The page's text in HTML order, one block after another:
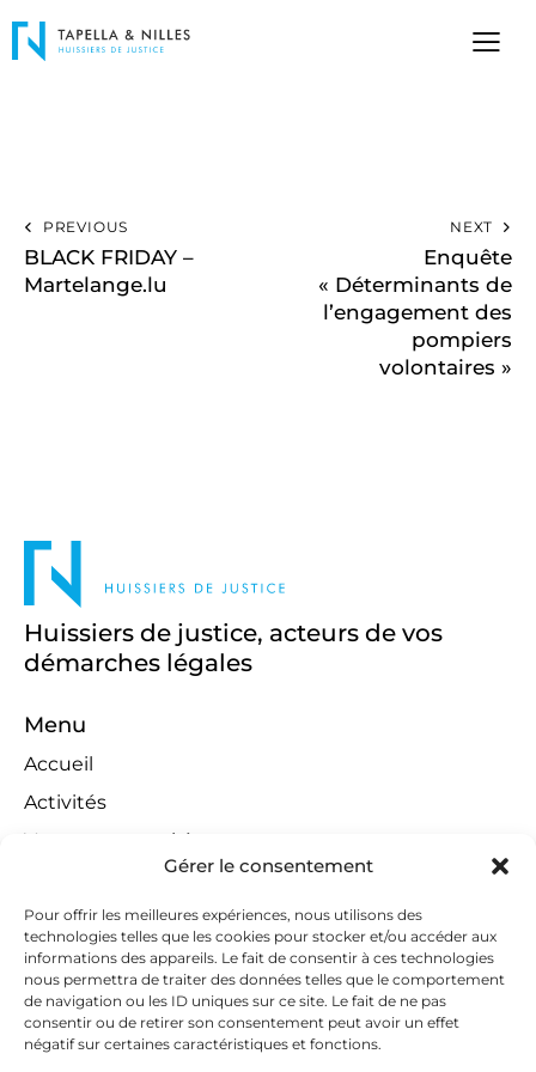
Gérer le consentement
Pour offrir les meilleures expériences, nous utilisons des
technologies telles que les cookies pour stocker et/ou accéder aux
informations des appareils. Le fait de consentir à ces technologies
nous permettra de traiter des données telles que le comportement
de navigation ou les ID uniques sur ce site. Le fait de ne pas
consentir ou de retirer son consentement peut avoir un effet
négatif sur certaines caractéristiques et fonctions.
PREVIOUS
BLACK FRIDAY –
Martelange.lu
NEXT
Enquête
« Déterminants de
l’engagement des
pompiers
volontaires »
Huissiers de justice, acteurs de vos
démarches légales
Menu
Accueil
Activités
Ventes aux enchères
Compétences territoriales
Jeux concours
Liens
Contact
Contactez-nous